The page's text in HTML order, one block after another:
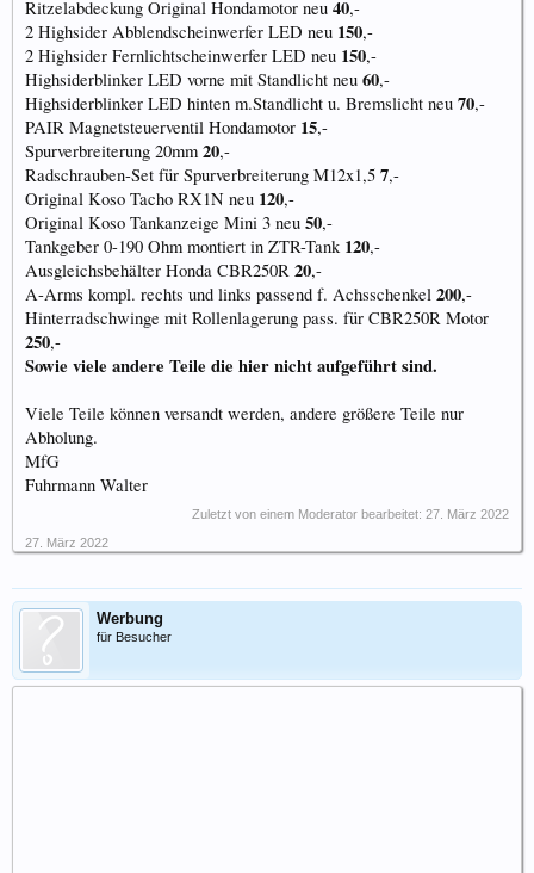
Ritzelabdeckung Original Hondamotor neu 40,-
2 Highsider Abblendscheinwerfer LED neu 150,-
2 Highsider Fernlichtscheinwerfer LED neu 150,-
Highsiderblinker LED vorne mit Standlicht neu 60,-
Highsiderblinker LED hinten m.Standlicht u. Bremslicht neu 70,-
PAIR Magnetsteuerventil Hondamotor 15,-
Spurverbreiterung 20mm 20,-
Radschrauben-Set für Spurverbreiterung M12x1,5 7,-
Original Koso Tacho RX1N neu 120,-
Original Koso Tankanzeige Mini 3 neu 50,-
Tankgeber 0-190 Ohm montiert in ZTR-Tank 120,-
Ausgleichsbehälter Honda CBR250R 20,-
A-Arms kompl. rechts und links passend f. Achsschenkel 200,-
Hinterradschwinge mit Rollenlagerung pass. für CBR250R Motor
250,-
Sowie viele andere Teile die hier nicht aufgeführt sind.
Viele Teile können versandt werden, andere größere Teile nur
Abholung.
MfG
Fuhrmann Walter
Zuletzt von einem Moderator bearbeitet: 27. März 2022
27. März 2022
Werbung
für Besucher